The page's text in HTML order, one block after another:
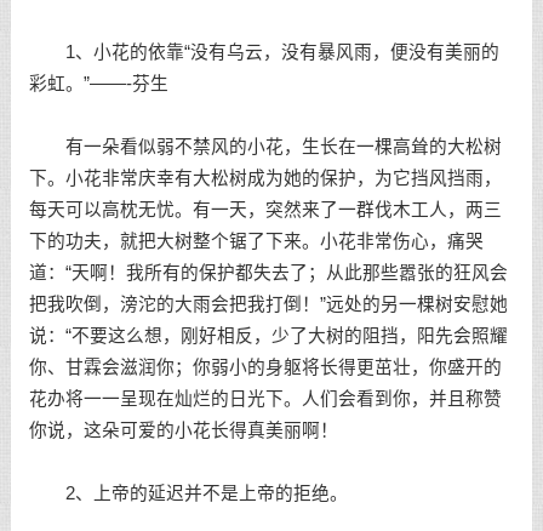
1、小花的依靠“没有乌云，没有暴风雨，便没有美丽的
彩虹。”——-芬生
有一朵看似弱不禁风的小花，生长在一棵高耸的大松树
下。小花非常庆幸有大松树成为她的保护，为它挡风挡雨，
每天可以高枕无忧。有一天，突然来了一群伐木工人，两三
下的功夫，就把大树整个锯了下来。小花非常伤心，痛哭
道：“天啊！我所有的保护都失去了；从此那些嚣张的狂风会
把我吹倒，滂沱的大雨会把我打倒！”远处的另一棵树安慰她
说：“不要这么想，刚好相反，少了大树的阻挡，阳先会照耀
你、甘霖会滋润你；你弱小的身躯将长得更茁壮，你盛开的
花办将一一呈现在灿烂的日光下。人们会看到你，并且称赞
你说，这朵可爱的小花长得真美丽啊！
2、上帝的延迟并不是上帝的拒绝。